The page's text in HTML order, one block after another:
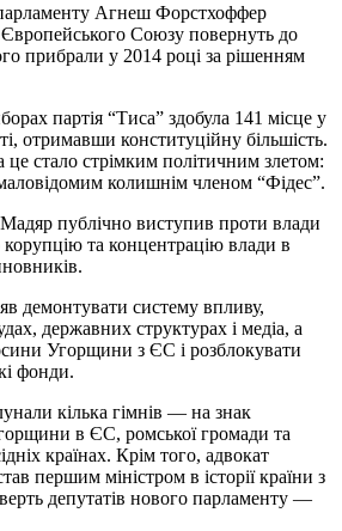
Агнеш Форстхоффер
Союзу повернуть до
прибрали у 2014 році за рішенням
партія “Тиса” здобула 141 місце у
отримавши конституційну більшість.
стало стрімким політичним злетом:
колишнім членом “Фідес”.
публічно виступив проти влади
та концентрацію влади в
демонтувати систему впливу,
державних структурах і медіа, а
Угорщини з ЄС і розблокувати
фонди.
кілька гімнів — на знак
в ЄС, ромської громади та
країнах. Крім того, адвокат
першим міністром в історії країни з
депутатів нового парламенту —